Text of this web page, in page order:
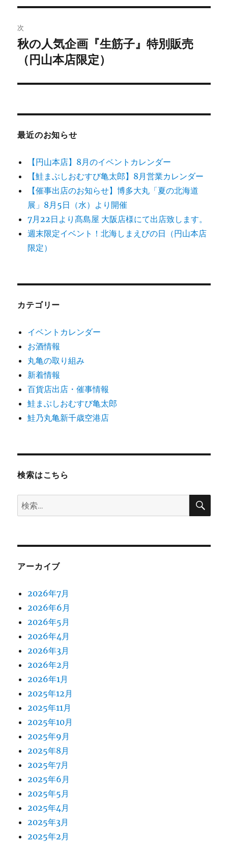
ビ
ゲ
ー
シ
ン
投
稿:
次
次
の
稿:
秋の人気企画『生筋子』特別販売
（円山本店限定）
最近のお知らせ
【円山本店】8月のイベントカレンダー
【鮭まぶしおむすび亀太郎】8月営業カレンダー
【催事出店のお知らせ】博多大丸「夏の北海道
展」8月5日（水）より開催
7月22日より髙島屋 大阪店様にて出店致します。
週末限定イベント！北海しまえびの日（円山本店
限定）
カテゴリー
イベントカレンダー
お酒情報
丸亀の取り組み
新着情報
百貨店出店・催事情報
鮭まぶしおむすび亀太郎
鮭乃丸亀新千歳空港店
検索はこちら
検
索:
検
アーカイブ
2026年7月
2026年6月
2026年5月
2026年4月
2026年3月
2026年2月
2026年1月
2025年12月
2025年11月
2025年10月
2025年9月
2025年8月
2025年7月
2025年6月
2025年5月
2025年4月
2025年3月
2025年2月